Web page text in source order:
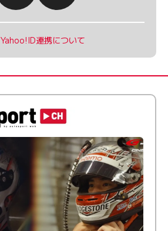
Yahoo!ID連携について